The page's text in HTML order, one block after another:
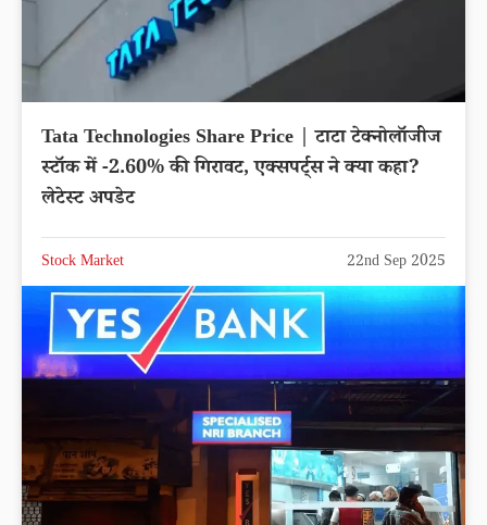
Tata Technologies Share Price | टाटा टेक्नोलॉजीज
स्टॉक में -2.60% की गिरावट, एक्सपर्ट्स ने क्या कहा?
लेटेस्ट अपडेट
Stock Market 22nd Sep 2025